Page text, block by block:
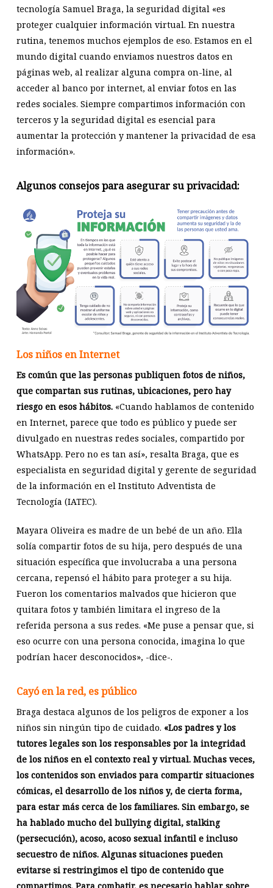
tecnología Samuel Braga, la seguridad digital «es
proteger cualquier información virtual. En nuestra
rutina, tenemos muchos ejemplos de eso. Estamos en el
mundo digital cuando enviamos nuestros datos en
páginas web, al realizar alguna compra on-line, al
acceder al banco por internet, al enviar fotos en las
redes sociales. Siempre compartimos información con
terceros y la seguridad digital es esencial para
aumentar la protección y mantener la privacidad de esa
información».
Algunos consejos para asegurar su privacidad:
Los niños en Internet
Es común que las personas publiquen fotos de niños,
que compartan sus rutinas, ubicaciones, pero hay
riesgo en esos hábitos.«Cuando hablamos de contenido
en Internet, parece que todo es público y puede ser
divulgado en nuestras redes sociales, compartido por
WhatsApp. Pero no es tan así», resalta Braga, que es
especialista en seguridad digital y gerente de seguridad
de la información en el Instituto Adventista de
Tecnología (IATEC).
Mayara Oliveira es madre de un bebé de un año. Ella
solía compartir fotos de su hija, pero después de una
situación específica que involucraba a una persona
cercana, repensó el hábito para proteger a su hija.
Fueron los comentarios malvados que hicieron que
quitara fotos y también limitara el ingreso de la
referida persona a sus redes. «Me puse a pensar que, si
eso ocurre con una persona conocida, imagina lo que
podrían hacer desconocidos», -dice-.
Cayó en la red, es público
Braga destaca algunos de los peligros de exponer a los
niños sin ningún tipo de cuidado. «Los padres y los
tutores legales son los responsables por la integridad
de los niños en el contexto real y virtual. Muchas veces,
los contenidos son enviados para compartir situaciones
cómicas, el desarrollo de los niños y, de cierta forma,
para estar más cerca de los familiares. Sin embargo, se
ha hablado mucho del bullying digital, stalking
(persecución), acoso, acoso sexual infantil e incluso
secuestro de niños. Algunas situaciones pueden
evitarse si restringimos el tipo de contenido que